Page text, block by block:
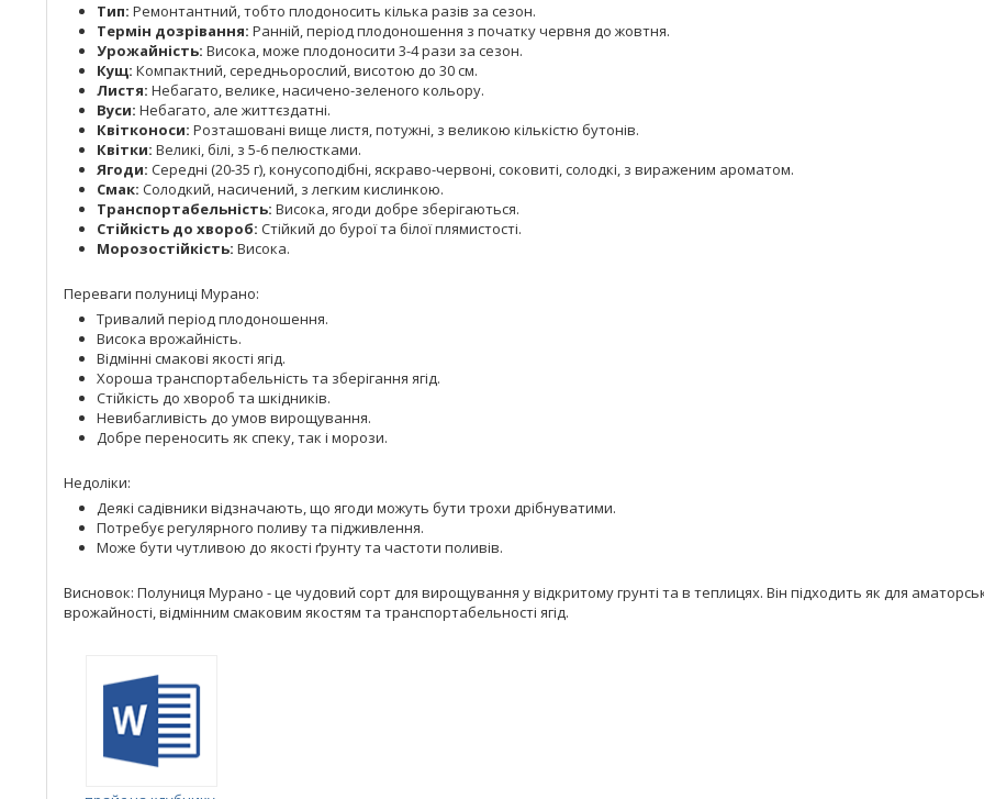
Тип: Ремонтантний, тобто плодоносить кілька разів за сезон.
Термін дозрівання: Ранній, період плодоношення з початку червня до жовтня.
Урожайність: Висока, може плодоносити 3-4 рази за сезон.
Кущ: Компактний, середньорослий, висотою до 30 см.
Листя: Небагато, велике, насичено-зеленого кольору.
Вуси: Небагато, але життєздатні.
Квітконоси: Розташовані вище листя, потужні, з великою кількістю бутонів.
Квітки: Великі, білі, з 5-6 пелюстками.
Ягоди: Середні (20-35 г), конусоподібні, яскраво-червоні, соковиті, солодкі, з вираженим ароматом.
Смак: Солодкий, насичений, з легким кислинкою.
Транспортабельність: Висока, ягоди добре зберігаються.
Стійкість до хвороб: Стійкий до бурої та білої плямистості.
Морозостійкість: Висока.
Переваги полуниці Мурано:
Тривалий період плодоношення.
Висока врожайність.
Відмінні смакові якості ягід.
Хороша транспортабельність та зберігання ягід.
Стійкість до хвороб та шкідників.
Невибагливість до умов вирощування.
Добре переносить як спеку, так і морози.
Недоліки:
Деякі садівники відзначають, що ягоди можуть бути трохи дрібнуватими.
Потребує регулярного поливу та підживлення.
Може бути чутливою до якості ґрунту та частоти поливів.
Висновок: Полуниця Мурано - це чудовий сорт для вирощування у відкритому грунті та в теплицях. Він підходить як для
врожайності, відмінним смаковим якостям та транспортабельності ягід.